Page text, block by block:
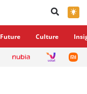
×
Future Culture